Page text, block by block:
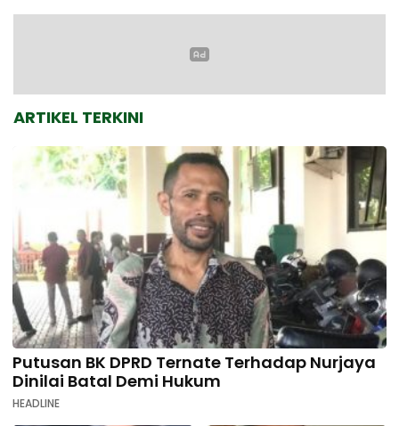
ARTIKEL TERKINI
Putusan BK DPRD Ternate Terhadap Nurjaya
Dinilai Batal Demi Hukum
HEADLINE